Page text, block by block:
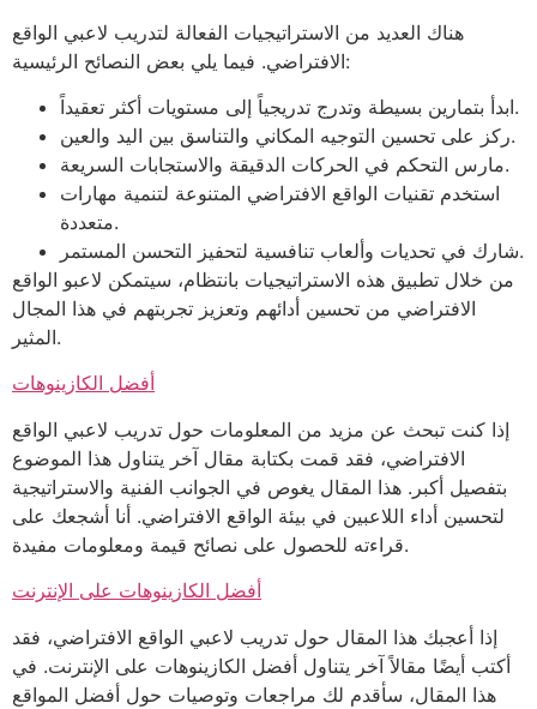
هناك العديد من الاستراتيجيات الفعالة لتدريب لاعبي الواقع
الافتراضي. فيما يلي بعض النصائح الرئيسية:
ابدأ بتمارين بسيطة وتدرج تدريجياً إلى مستويات أكثر تعقيداً.
ركز على تحسين التوجيه المكاني والتناسق بين اليد والعين.
مارس التحكم في الحركات الدقيقة والاستجابات السريعة.
استخدم تقنيات الواقع الافتراضي المتنوعة لتنمية مهارات
متعددة.
شارك في تحديات وألعاب تنافسية لتحفيز التحسن المستمر.
من خلال تطبيق هذه الاستراتيجيات بانتظام، سيتمكن لاعبو الواقع
الافتراضي من تحسين أدائهم وتعزيز تجربتهم في هذا المجال
المثير.
أفضل الكازينوهات
إذا كنت تبحث عن مزيد من المعلومات حول تدريب لاعبي الواقع
الافتراضي، فقد قمت بكتابة مقال آخر يتناول هذا الموضوع
بتفصيل أكبر. هذا المقال يغوص في الجوانب الفنية والاستراتيجية
لتحسين أداء اللاعبين في بيئة الواقع الافتراضي. أنا أشجعك على
قراءته للحصول على نصائح قيمة ومعلومات مفيدة.
أفضل الكازينوهات على الإنترنت
إذا أعجبك هذا المقال حول تدريب لاعبي الواقع الافتراضي، فقد
أكتب أيضًا مقالاً آخر يتناول أفضل الكازينوهات على الإنترنت. في
هذا المقال، سأقدم لك مراجعات وتوصيات حول أفضل المواقع